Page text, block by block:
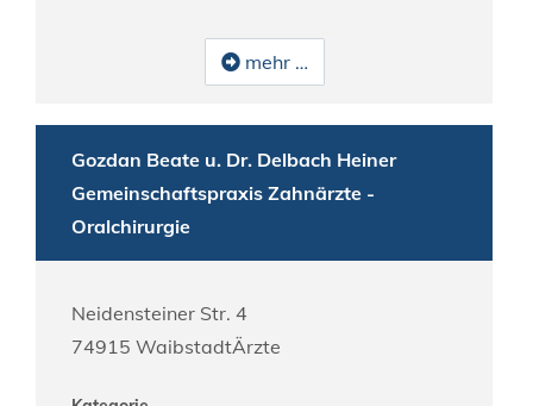
mehr …
Gozdan Beate u. Dr. Delbach Heiner
Gemeinschaftspraxis Zahnärzte -
Oralchirurgie
Neidensteiner Str. 4
74915 WaibstadtÄrzte